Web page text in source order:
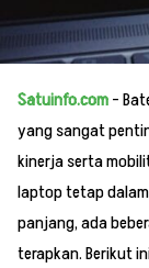
Satuinfo.com–
yang sangat
kinerja serta
laptop tetap
panjang, ada
terapkan. Berikut